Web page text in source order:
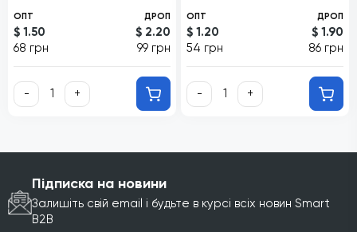
ОПТ
$ 1.50
68 грн
ДРОП
$ 2.20
99 грн
- +
ОПТ
$ 1.20
54 грн
ДРОП
$ 1.90
86 грн
- +
Підписка на новини
Залишіть свій email і будьте в курсі всіх новин Smart
B2B